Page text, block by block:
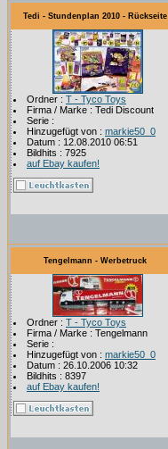
Tedi - Stundenplan 2010 - Rückseite
Ordner : T - Tyco Toys
Firma / Marke : Tedi Discount
Serie :
Hinzugefügt von : markie50_0
Datum : 12.08.2010 06:51
Bildhits : 7925
auf Ebay kaufen!
Tengelmann - Werbetruck
Ordner : T - Tyco Toys
Firma / Marke : Tengelmann
Serie :
Hinzugefügt von : markie50_0
Datum : 26.10.2006 10:32
Bildhits : 8397
auf Ebay kaufen!